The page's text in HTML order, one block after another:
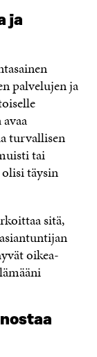
ja
palvelujen ja
turvallisen
tai
täysin
sitä,
oikea-